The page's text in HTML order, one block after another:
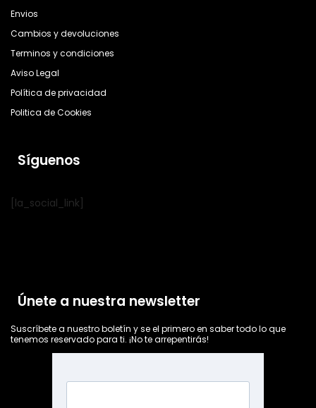
Envios
Cambios y devoluciones
Terminos y condiciones
Aviso Legal
Política de privacidad
Politica de Cookies
Síguenos
[la_social_link]
Únete a nuestra newsletter
Suscríbete a nuestro boletín y se el primero en saber todo lo que
tenemos reservado para ti. ¡No te arrepentirás!